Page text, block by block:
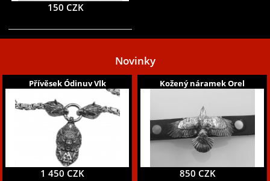
150 CZK
Novinky
Přívěsek Ódinuv Vlk
1 450 CZK
Kožený náramek Orel
850 CZK